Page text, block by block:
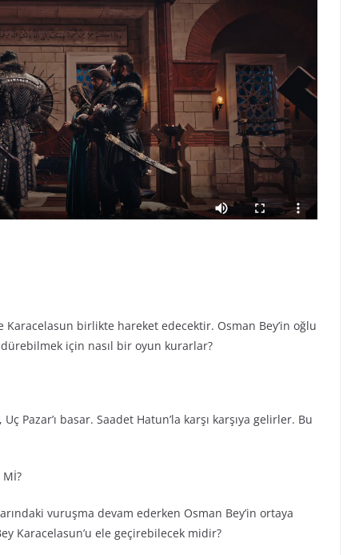
birlikte hareket edecektir. Osman Bey’in oğlu
için nasıl bir oyun kurarlar?
Pazar’ı basar. Saadet Hatun’la karşı karşıya gelirler. Bu
Mİ?
vuruşma devam ederken Osman Bey’in ortaya
Karacelasun’u ele geçirebilecek midir?